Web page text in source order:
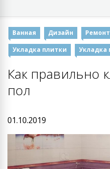
Ванная Дизайн
Укладка плитки
Укладка
Как правильно
пол
01.10.2019